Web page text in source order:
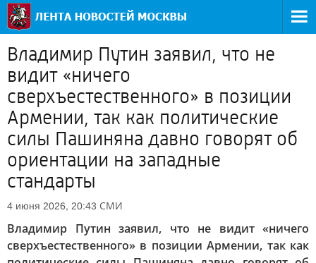
Владимир Путин заявил, что не
видит «ничего
сверхъестественного» в позиции
Армении, так как политические
силы Пашиняна давно говорят об
ориентации на западные
стандарты
4 июня 2026, 20:43 СМИ
Владимир Путин заявил, что не видит «ничего
сверхъестественного» в позиции Армении, так как